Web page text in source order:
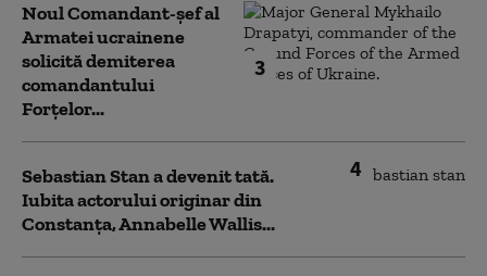
3
Noul Comandant-șef al
Armatei ucrainene
solicită demiterea
comandantului
Forțelor...
4
Sebastian Stan a devenit tată.
Iubita actorului originar din
Constanța, Annabelle Wallis...